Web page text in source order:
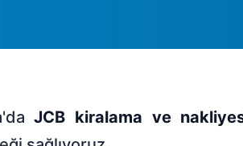
JCB kiralama ve